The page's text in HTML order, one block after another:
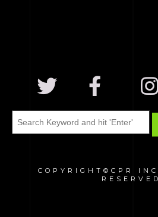
COPYRIGHT©CPR